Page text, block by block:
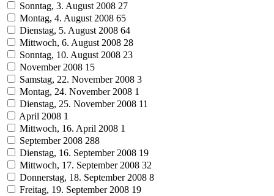
Sonntag, 3. August 2008 27
Montag, 4. August 2008 65
Dienstag, 5. August 2008 64
Mittwoch, 6. August 2008 28
Sonntag, 10. August 2008 23
November 2008 15
Samstag, 22. November 2008 3
Montag, 24. November 2008 1
Dienstag, 25. November 2008 11
April 2008 1
Mittwoch, 16. April 2008 1
September 2008 288
Dienstag, 16. September 2008 19
Mittwoch, 17. September 2008 32
Donnerstag, 18. September 2008 8
Freitag, 19. September 2008 19